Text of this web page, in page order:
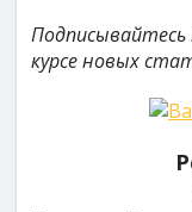
курсе новых